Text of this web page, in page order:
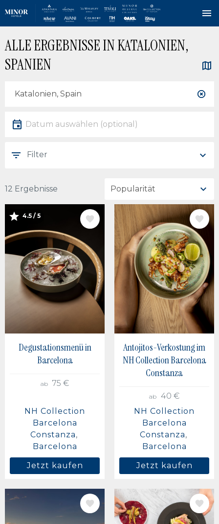
zum
ALLE ERGEBNISSE IN KATALONIEN,
SPANIEN
Standort
Datum
Datum auswählen
Filter
12 Ergebnisse
BILD4.5 / 5
Degustationsmenü in
Barcelona
ab 75 €
NH Collection
Barcelona
Constanza
Barcelona
Jetzt kaufen
BILD
Antojitos-Verkostung im
NH Collection Barcelona
Constanza
ab 40 €
NH Collection
Barcelona
Constanza
Barcelona
Jetzt kaufen
BILD BILD